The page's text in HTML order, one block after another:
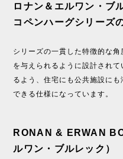
ロナン＆エルワン・ブ
コペンハーグシリーズ
シリーズの一貫した特徴的な
を与えられるように設計され
るよう、住宅にも公共施設に
できる仕様になっています。
RONAN & ERWAN
ルワン・ブルレック）